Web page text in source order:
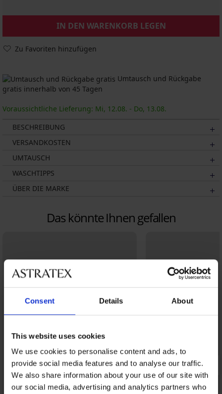
Consent Details About
This website uses cookies
We use cookies to personalise content and ads, to
provide social media features and to analyse our traffic.
We also share information about your use of our site with
our social media, advertising and analytics partners who
IN DEN WARENKORB LEGEN
Zu Favoriten hinzufügen
Umtausch und Rückgabe
gratis innerhalb von 45 Tagen
Voraussichtliche Lieferung: Mi, 12.08. - Do, 13.08.
BESCHREIBUNG
VERSANDKOSTEN
UMTAUSCH
WASCHTIPPS
ÜBER DIE MARKE
Das könnte Ihnen gefallen